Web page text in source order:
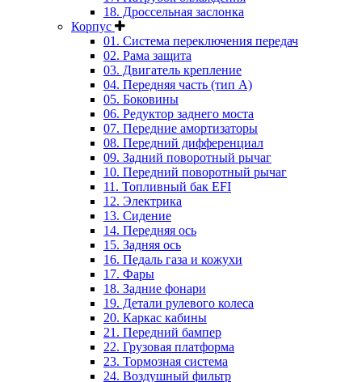
18. Дроссельная заслонка
Корпус
01. Система переключения передач
02. Рама защита
03. Двигатель крепление
04. Передняя часть (тип А)
05. Боковины
06. Редуктор заднего моста
07. Передние амортизаторы
08. Передний дифференциал
09. Задний поворотный рычаг
10. Передний поворотный рычаг
11. Топливный бак EFI
12. Электрика
13. Сидение
14. Передняя ось
15. Задняя ось
16. Педаль газа и кожухи
17. Фары
18. Задние фонари
19. Детали рулевого колеса
20. Каркас кабины
21. Передний бампер
22. Грузовая платформа
23. Тормозная система
24. Воздушный фильтр